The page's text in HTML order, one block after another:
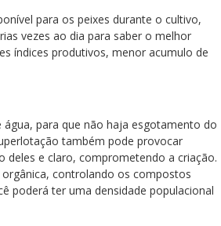
para os peixes durante o cultivo,
vezes ao dia para saber o melhor
índices produtivos, menor acumulo de
para que não haja esgotamento do
também pode provocar
deles e claro, comprometendo a criação.
controlando os compostos
poderá ter uma densidade populacional